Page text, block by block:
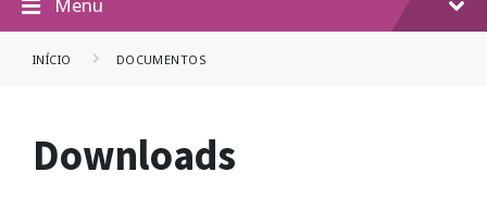
INÍCIO DOCUMENTOS
Downloads